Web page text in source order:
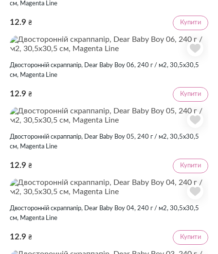
см, Magenta Line
12.9 ₴ Купити
Двосторонній скраппапір, Dear Baby Boy 06, 240 г / м2, 30,5х30,5
см, Magenta Line
12.9 ₴ Купити
Двосторонній скраппапір, Dear Baby Boy 05, 240 г / м2, 30,5х30,5
см, Magenta Line
12.9 ₴ Купити
Двосторонній скраппапір, Dear Baby Boy 04, 240 г / м2, 30,5х30,5
см, Magenta Line
12.9 ₴ Купити